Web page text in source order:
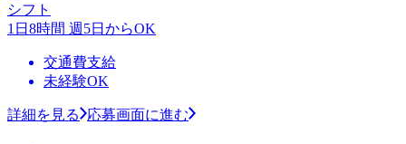
シフト
1日8時間 週5日からOK
交通費支給
未経験OK
詳細を見る 応募画面に進む